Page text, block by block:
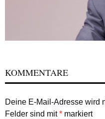
KOMMENTARE
Deine E-Mail-Adresse wird
Felder sind mit* markiert